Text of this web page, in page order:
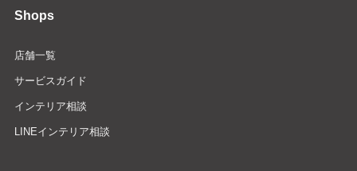
Shops
店舗一覧
サービスガイド
インテリア相談
LINEインテリア相談